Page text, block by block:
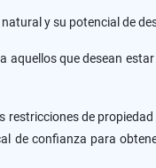
y su potencial de
que desean
de
de confianza para